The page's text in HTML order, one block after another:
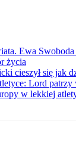
Ewa
życia
cieszył się jak
Lord patrzy
w lekkiej